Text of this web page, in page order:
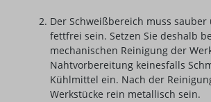
Der Schweißbereich muss
fettfrei sein. Setzen Sie deshalb
mechanischen Reinigung der
Nahtvorbereitung keinesfalls
Kühlmittel ein. Nach der
Werkstücke rein metallisch sein.